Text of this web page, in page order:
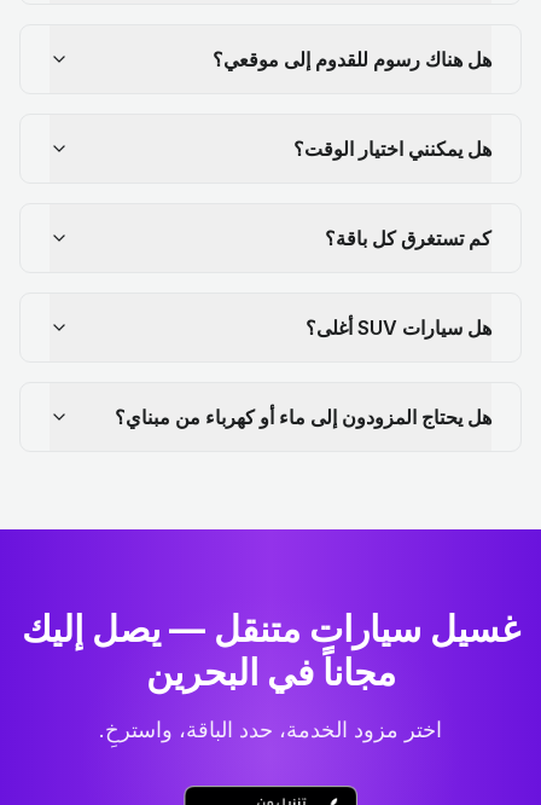
هل هناك رسوم للقدوم إلى موقعي؟
هل يمكنني اختيار الوقت؟
كم تستغرق كل باقة؟
هل سيارات SUV أغلى؟
هل يحتاج المزودون إلى ماء أو كهرباء من مبناي؟
غسيل سيارات متنقل — يصل إليك
مجاناً في البحرين
اختر مزود الخدمة، حدد الباقة، واسترخِ.